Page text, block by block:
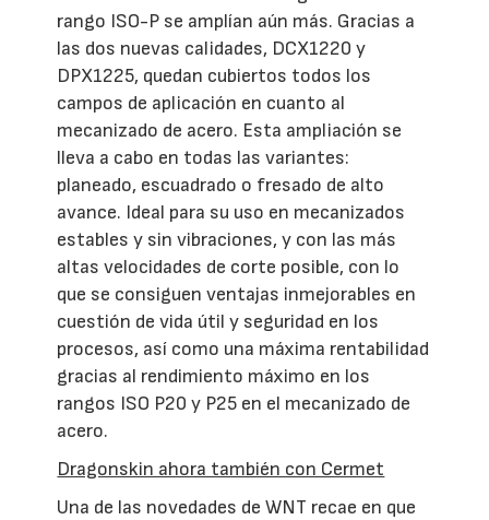
rango ISO-P se amplían aún más. Gracias a
las dos nuevas calidades, DCX1220 y
DPX1225, quedan cubiertos todos los
campos de aplicación en cuanto al
mecanizado de acero. Esta ampliación se
lleva a cabo en todas las variantes:
planeado, escuadrado o fresado de alto
avance. Ideal para su uso en mecanizados
estables y sin vibraciones, y con las más
altas velocidades de corte posible, con lo
que se consiguen ventajas inmejorables en
cuestión de vida útil y seguridad en los
procesos, así como una máxima rentabilidad
gracias al rendimiento máximo en los
rangos ISO P20 y P25 en el mecanizado de
acero.
Dragonskin ahora también con Cermet
Una de las novedades de WNT recae en que